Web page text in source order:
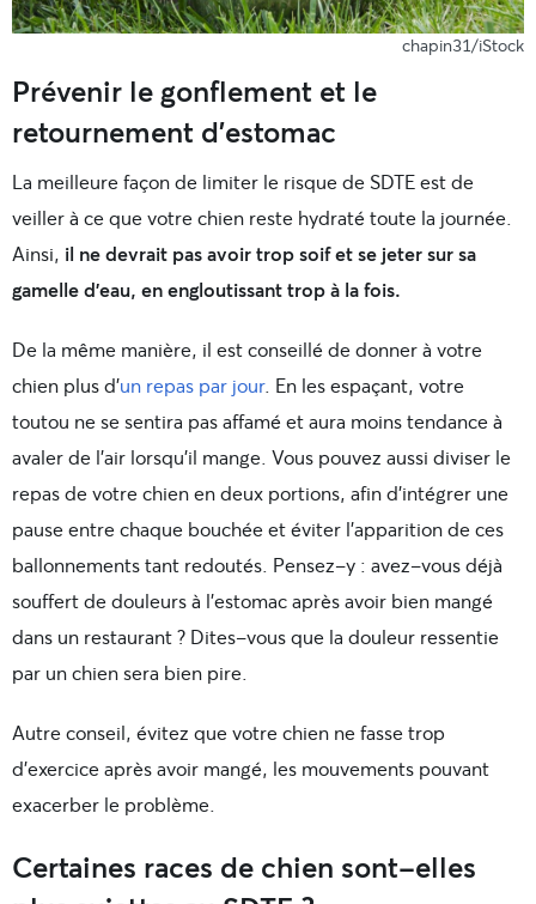
chapin31/iStock
Prévenir le gonflement et le
retournement d’estomac
La meilleure façon de limiter le risque de SDTE est de
veiller à ce que votre chien reste hydraté toute la journée.
Ainsi, il ne devrait pas avoir trop soif et se jeter sur sa
gamelle d’eau, en engloutissant trop à la fois.
De la même manière, il est conseillé de donner à votre
chien plus d’un repas par jour. En les espaçant, votre
toutou ne se sentira pas affamé et aura moins tendance à
avaler de l’air lorsqu’il mange. Vous pouvez aussi diviser le
repas de votre chien en deux portions, afin d’intégrer une
pause entre chaque bouchée et éviter l’apparition de ces
ballonnements tant redoutés. Pensez-y : avez-vous déjà
souffert de douleurs à l’estomac après avoir bien mangé
dans un restaurant ? Dites-vous que la douleur ressentie
par un chien sera bien pire.
Autre conseil, évitez que votre chien ne fasse trop
d’exercice après avoir mangé, les mouvements pouvant
exacerber le problème.
Certaines races de chien sont-elles